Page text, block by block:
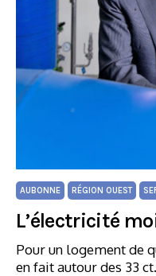
AUBONNE RÉGION OUEST
L’électricité
Pour un logement de
en fait autour des 33